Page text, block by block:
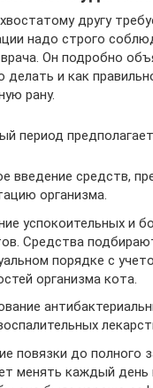
другу
надо строго
Он подробно
делать и как
рану.
период
введение средств,
организма.
успокоительных и
Средства
порядке с
организма кота.
повязки до полного
менять каждый день